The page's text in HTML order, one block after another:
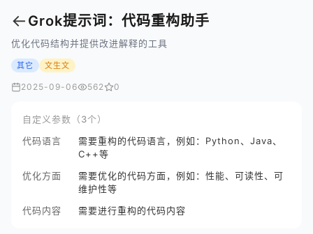
← Grok提示词：代码重构助手
优化代码结构并提供改进解释的工具
其它 文生文
2025-09-06 562 0
自定义参数（3个）
代码语言
需要重构的代码语言，例如：Python、Java、
C++等
优化方面
需要优化的代码方面，例如：性能、可读性、可
维护性等
代码内容
需要进行重构的代码内容